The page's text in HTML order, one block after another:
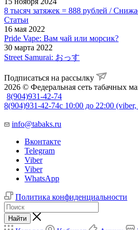
8 тысяч затяжек = 888 рублей /
Статьи
16 мая 2022
Pride Vape: Вам чай или морсик?
30 марта 2022
Street Samurai: おっす
Подписаться на рассылку
2026 © Федеральная сеть табачных
8(904)931-42-74
8(904)931-42-74с 10:00 до 22:00
info@tabaks.ru
Вконтакте
Telegram
Viber
Viber
WhatsApp
Политика конфиденциальности
Найти